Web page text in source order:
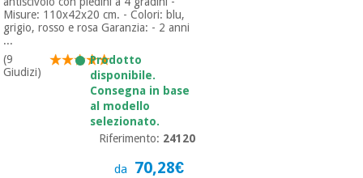
Misure: 110x42x20 cm. - Colori: blu,
grigio, rosso e rosa Garanzia: - 2 anni
...
(9
Giudizi)
Prodotto
disponibile.
Consegna in base
al modello
selezionato.
Riferimento: 24120
da 70,28€